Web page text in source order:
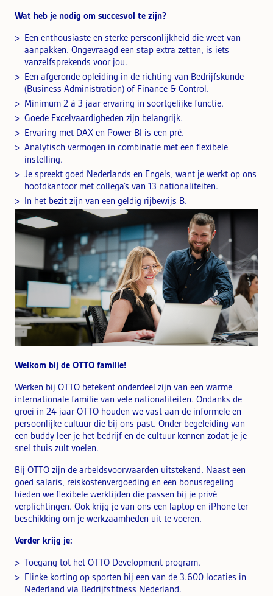
Wat heb je nodig om succesvol te zijn?
Een enthousiaste en sterke persoonlijkheid die weet van
aanpakken. Ongevraagd een stap extra zetten, is iets
vanzelfsprekends voor jou.
Een afgeronde opleiding in de richting van Bedrijfskunde
(Business Administration) of Finance & Control.
Minimum 2 à 3 jaar ervaring in soortgelijke functie.
Goede Excelvaardigheden zijn belangrijk.
Ervaring met DAX en Power BI is een pré.
Analytisch vermogen in combinatie met een flexibele
instelling.
Je spreekt goed Nederlands en Engels, want je werkt op ons
hoofdkantoor met collega’s van 13 nationaliteiten.
In het bezit zijn van een geldig rijbewijs B.
Welkom bij de OTTO familie!
Werken bij OTTO betekent onderdeel zijn van een warme
internationale familie van vele nationaliteiten. Ondanks de
groei in 24 jaar OTTO houden we vast aan de informele en
persoonlijke cultuur die bij ons past. Onder begeleiding van
een buddy leer je het bedrijf en de cultuur kennen zodat je je
snel thuis zult voelen.
Bij OTTO zijn de arbeidsvoorwaarden uitstekend. Naast een
goed salaris, reiskostenvergoeding en een bonusregeling
bieden we flexibele werktijden die passen bij je privé
verplichtingen. Ook krijg je van ons een laptop en iPhone ter
beschikking om je werkzaamheden uit te voeren.
Verder krijg je:
Toegang tot het OTTO Development program.
Flinke korting op sporten bij een van de 3.600 locaties in
Nederland via Bedrijfsfitness Nederland.